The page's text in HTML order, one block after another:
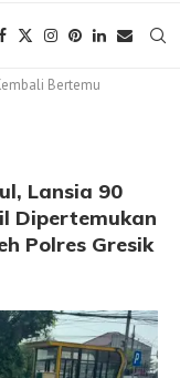
Bertemu
Lansia 90
Dipertemukan
Polres Gresik